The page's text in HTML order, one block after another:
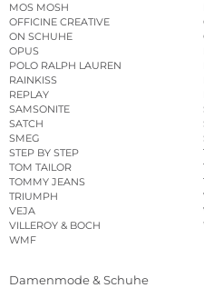
MOS MOSH
OFFICINE CREATIVE
ON SCHUHE
OPUS
POLO RALPH LAUREN
RAINKISS
REPLAY
SAMSONITE
SATCH
SMEG
STEP BY STEP
TOM TAILOR
TOMMY JEANS
TRIUMPH
VEJA
VILLEROY & BOCH
WMF
Damenmode & Schuhe